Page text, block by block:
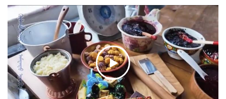
хамгаалах болон цэргийн шинэчлэлийг өндөр
чанартай урагшлуулна
2026-08-03 18:13:14 43
Өвөр Монголын Тариалангийн их сургууль манай
Хятад улсын “Нэг бүс нэг зам” төслөөр гадаадад 3
Шинжлэх үхаан техник мэргэжлийн жижиг хүрээлэн
байгуулав